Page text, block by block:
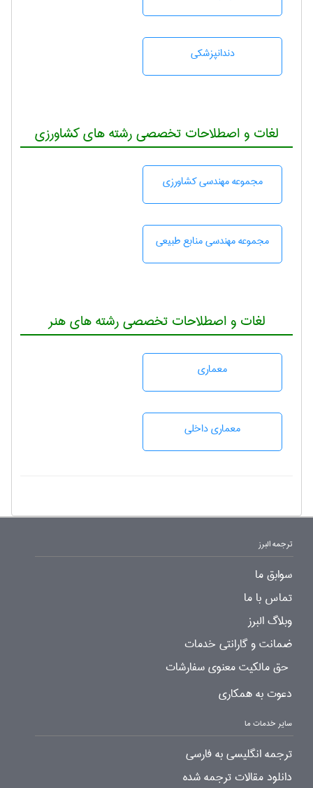
دندانپزشكی
لغات و اصطلاحات تخصصی رشته های کشاورزی
مجموعه مهندسی كشاورزی
مجموعه مهندسی منابع طبيعی
لغات و اصطلاحات تخصصی رشته های هنر
معماری
معماری داخلی
ترجمه البرز
سوابق ما
تماس با ما
وبلاگ البرز
ضمانت و گارانتی خدمات
حق مالکیت معنوی سفارشات
دعوت به همکاری
سایر خدمات ما
ترجمه انگلیسی به فارسی
دانلود مقالات ترجمه شده